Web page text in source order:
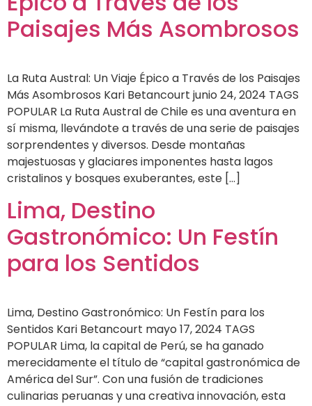
Paisajes Más Asombrosos
La Ruta Austral: Un Viaje Épico a Través de los Paisajes
Más Asombrosos Kari Betancourt junio 24, 2024 TAGS
POPULAR La Ruta Austral de Chile es una aventura en
sí misma, llevándote a través de una serie de paisajes
sorprendentes y diversos. Desde montañas
majestuosas y glaciares imponentes hasta lagos
cristalinos y bosques exuberantes, este […]
Lima, Destino
Gastronómico: Un Festín
para los Sentidos
Lima, Destino Gastronómico: Un Festín para los
Sentidos Kari Betancourt mayo 17, 2024 TAGS
POPULAR Lima, la capital de Perú, se ha ganado
merecidamente el título de “capital gastronómica de
América del Sur”. Con una fusión de tradiciones
culinarias peruanas y una creativa innovación, esta